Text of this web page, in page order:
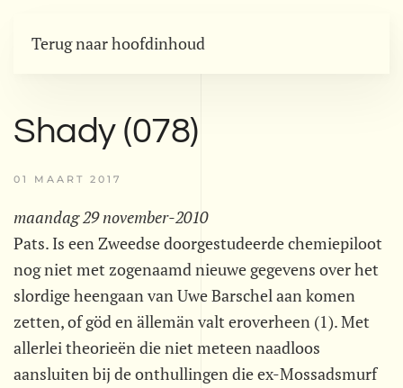
Terug naar hoofdinhoud
Shady (078)
01 MAART 2017
maandag 29 november-2010
Pats. Is een Zweedse doorgestudeerde chemiepiloot
nog niet met zogenaamd nieuwe gegevens over het
slordige heengaan van Uwe Barschel aan komen
zetten, of göd en ällemän valt eroverheen (1). Met
allerlei theorieën die niet meteen naadloos
aansluiten bij de onthullingen die ex-Mossadsmurf